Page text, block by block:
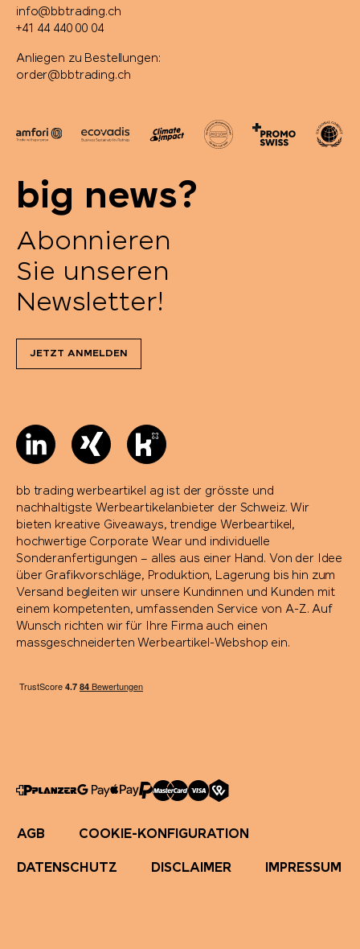
info@bbtrading.ch
+41 44 440 00 04
Anliegen zu Bestellungen:
order@bbtrading.ch
big news?
Abonnieren
Sie unseren
Newsletter!
JETZT ANMELDEN
bb trading werbeartikel ag ist der grösste und
nachhaltigste Werbeartikelanbieter der Schweiz. Wir
bieten kreative Giveaways, trendige Werbeartikel,
hochwertige Corporate Wear und individuelle
Sonderanfertigungen – alles aus einer Hand. Von der Idee
über Grafikvorschläge, Produktion, Lagerung bis hin zum
Versand begleiten wir unsere Kundinnen und Kunden mit
einem kompetenten, umfassenden Service von A-Z. Auf
Wunsch richten wir für Ihre Firma auch einen
massgeschneiderten Werbeartikel-Webshop ein.
AGB COOKIE-KONFIGURATION
DATENSCHUTZ DISCLAIMER IMPRESSUM